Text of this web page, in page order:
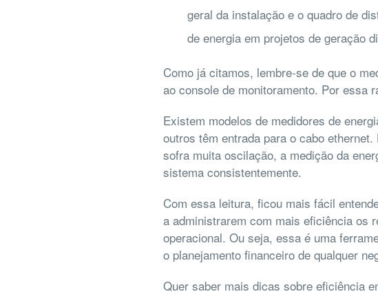
geral da instalação e o quadro de
de energia em projetos de geração
Como já citamos, lembre-se de que o
ao console de monitoramento. Por essa
Existem modelos de medidores de
outros têm entrada para o cabo
sofra muita oscilação, a medição da
sistema consistentemente.
Com essa leitura, ficou mais fácil
a administrarem com mais eficiência os
operacional. Ou seja, essa é uma
o planejamento financeiro de qualquer
Quer saber mais dicas sobre eficiência